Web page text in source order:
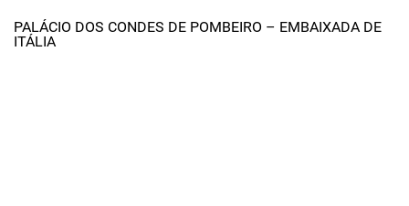
PALÁCIO DOS CONDES DE POMBEIRO – EMBAIXADA DE
ITÁLIA